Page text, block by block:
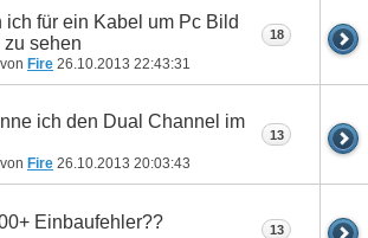
ich für ein Kabel um Pc Bild
sehen
Fire 26.10.2013 22:43:31
18
ich den Dual Channel im
Fire 26.10.2013 20:03:43
13
Einbaufehler?? 13